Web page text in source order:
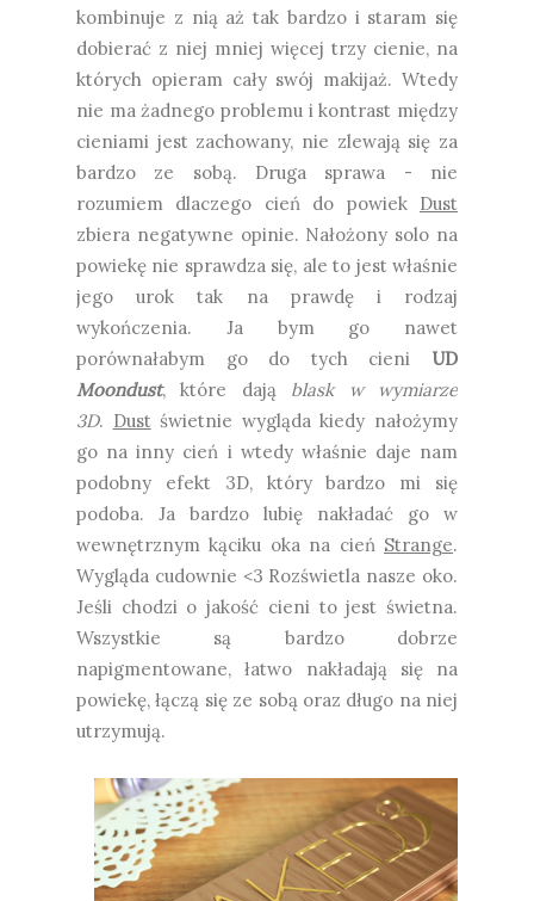
kombinuje z nią aż tak bardzo i staram się
dobierać z niej mniej więcej trzy cienie, na
których opieram cały swój makijaż. Wtedy
nie ma żadnego problemu i kontrast między
cieniami jest zachowany, nie zlewają się za
bardzo ze sobą. Druga sprawa - nie
rozumiem dlaczego cień do powiek Dust
zbiera negatywne opinie. Nałożony solo na
powiekę nie sprawdza się, ale to jest właśnie
jego urok tak na prawdę i rodzaj
wykończenia. Ja bym go nawet
porównałabym go do tych cieni UD
Moondust, które dają blask w wymiarze
3D. Dustświetnie wygląda kiedy nałożymy
go na inny cień i wtedy właśnie daje nam
podobny efekt 3D, który bardzo mi się
podoba. Ja bardzo lubię nakładać go w
wewnętrznym kąciku oka na cień Strange.
Wygląda cudownie <3 Rozświetla nasze oko.
Jeśli chodzi o jakość cieni to jest świetna.
Wszystkie są bardzo dobrze
napigmentowane, łatwo nakładają się na
powiekę, łączą się ze sobą oraz długo na niej
utrzymują.